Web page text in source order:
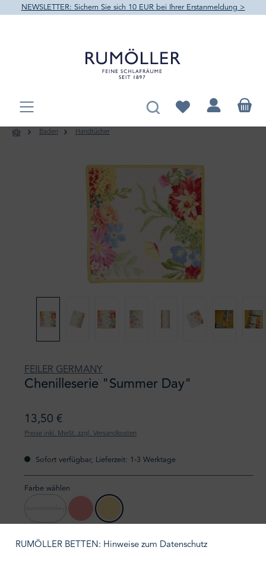
springen
NEWSLETTER: Sichern Sie sich 10 EUR bei Ihrer Erstanmeldung >
Du hast 0 Produkte
Baden Handtücher
FEILER GERMANY
Chenilleserie "Summer Day"
13,50 €
Preise inkl. MwSt. zzgl. Versandkosten
Sofort verfügbar, Lieferzeit: 1-3 Werktage
Farbe wählen
(Diese Option ist zurzeit nicht verfügbar.)
111 lachs 107 ginster
Größe wählenauswählen
RUMÖLLER BETTEN: Hinweise zum Datenschutz